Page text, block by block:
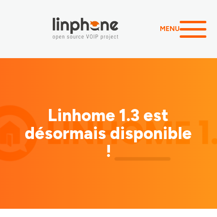
MENU
Linhome 1.3 est
désormais disponible
!